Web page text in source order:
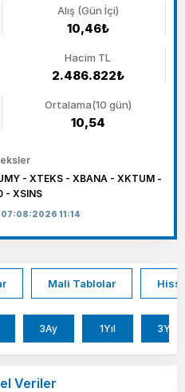
Alış (Gün İçi)
10,46₺
Hacim TL
2.486.822₺
Ortalama(10 gün)
10,54
- XTEKS - XBANA - XKTUM -
- XSINS
07:08:2026 11:14
Mali Tablolar
3Ay 1Yıl 3Yıl
Veriler